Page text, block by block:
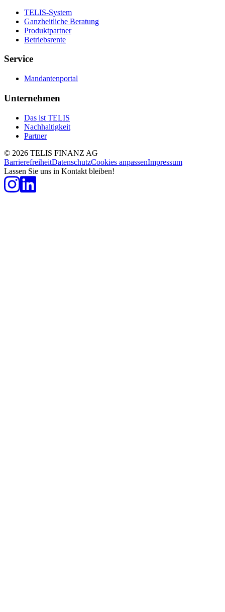
TELIS-System
Ganzheitliche Beratung
Produktpartner
Betriebsrente
Service
Mandantenportal
Unternehmen
Das ist TELIS
Nachhaltigkeit
Partner
© 2026 TELIS FINANZ AG
BarrierefreiheitDatenschutzCookies anpassenImpressum
Lassen Sie uns in Kontakt bleiben!